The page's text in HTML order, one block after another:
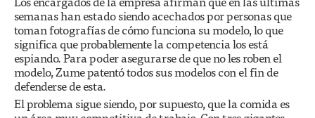
semanas han estado siendo acechados por personas que
toman fotografías de cómo funciona su modelo, lo que
significa que probablemente la competencia los está
espiando. Para poder asegurarse de que no les roben el
modelo, Zume patentó todos sus modelos con el fin de
defenderse de esta.
El problema sigue siendo, por supuesto, que la comida es